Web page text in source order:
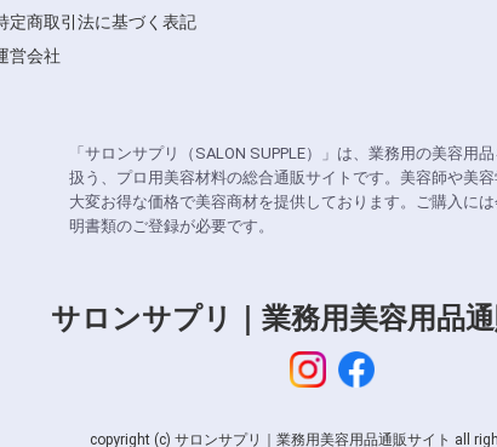
定商取引法に基づく表記
営会社
「サロンサプリ（SALON SUPPLE）」は、業務用の美容用
扱う、プロ用美容材料の総合通販サイトです。美容師や美
大変お得な価格で美容商材を提供しております。ご購入に
明書類のご登録が必要です。
サロンサプリ｜業務用美容用品
copyright (c) サロンサプリ｜業務用美容用品通販サイト all